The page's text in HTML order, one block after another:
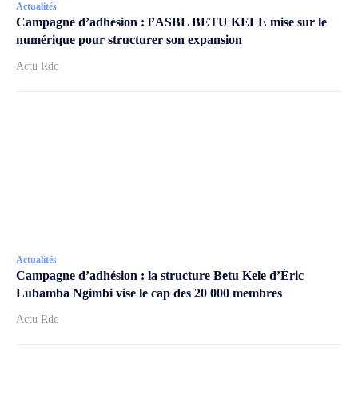
Actualités
Campagne d’adhésion : l’ASBL BETU KELE mise sur le
numérique pour structurer son expansion
Actu Rdc
Actualités
Campagne d’adhésion : la structure Betu Kele d’Éric
Lubamba Ngimbi vise le cap des 20 000 membres
Actu Rdc